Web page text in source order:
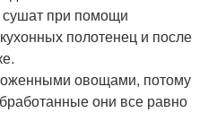
при помощи
полотенец и после
овощами, потому
они все равно